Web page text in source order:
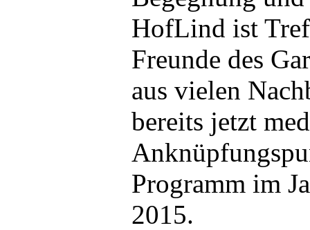
HofLind ist
Freunde des
aus vielen
bereits jetzt
Programm im
2015.